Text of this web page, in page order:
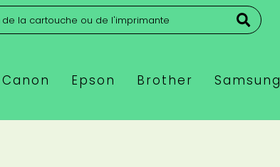
Canon Epson Brother Samsung